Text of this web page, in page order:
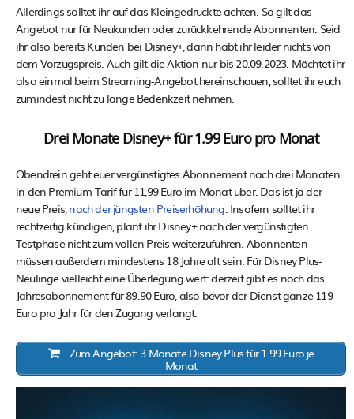
Allerdings solltet ihr auf das Kleingedruckte achten. So gilt das
Angebot nur für Neukunden oder zurückkehrende Abonnenten. Seid
ihr also bereits Kunden bei Disney+, dann habt ihr leider nichts von
dem Vorzugspreis. Auch gilt die Aktion nur bis 20.09.2023. Möchtet ihr
also einmal beim Streaming-Angebot hereinschauen, solltet ihr euch
zumindest nicht zu lange Bedenkzeit nehmen.
Drei Monate Disney+ für 1.99 Euro pro Monat
Obendrein geht euer vergünstigtes Abonnement nach drei Monaten
in den Premium-Tarif für 11,99 Euro im Monat über. Das ist ja der
neue Preis,nach der jüngsten Preiserhöhung. Insofern solltet ihr
rechtzeitig kündigen, plant ihr Disney+ nach der vergünstigten
Testphase nicht zum vollen Preis weiterzuführen. Abonnenten
müssen außerdem mindestens 18 Jahre alt sein. Für Disney Plus-
Neulinge vielleicht eine Überlegung wert: derzeit gibt es noch das
Jahresabonnement für 89.90 Euro, also bevor der Dienst ganze 119
Euro pro Jahr für den Zugang verlangt.
Zum Angebot: 3 Monate Disney Plus für 1.99 Euro je
Monat